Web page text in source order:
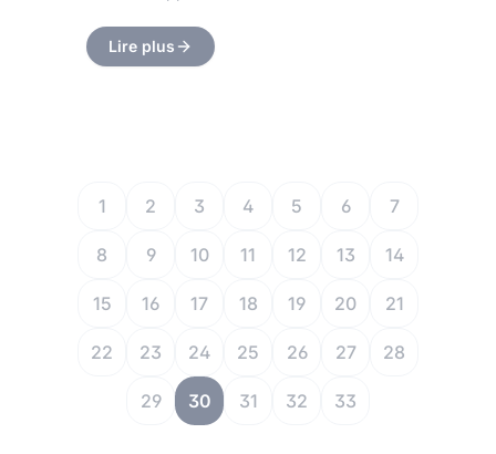
Lire plus
1 2 3 4 5 6 7
8 9 10 11 12 13 14
15 16 17 18 19 20 21
22 23 24 25 26 27 28
29 30 31 32 33